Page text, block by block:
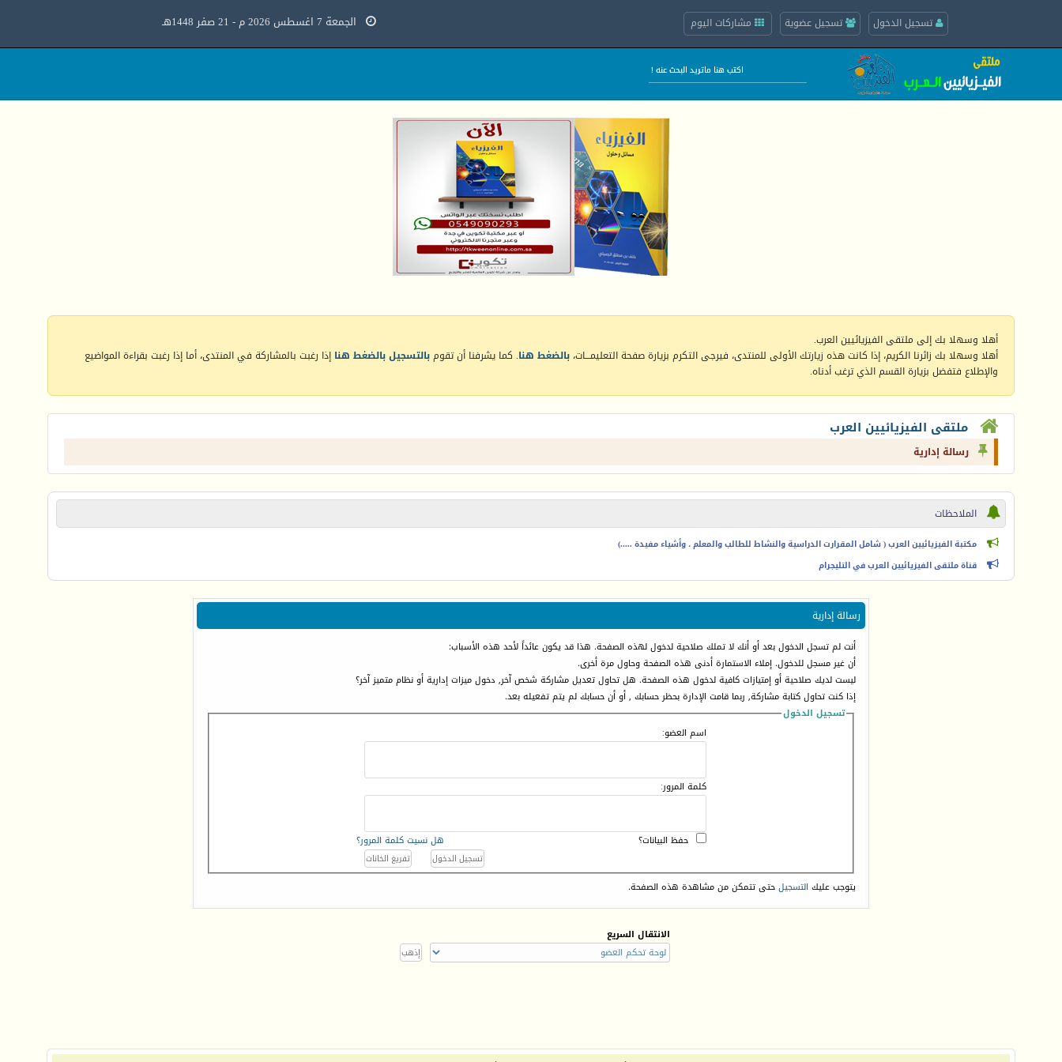
تسجيل الدخول تسجيل عضوية مشاركات اليوم الجمعة 7 اغسطس 2026 م - 21 صفر 1448هـ
أهلا وسهلا بك إلى ملتقى الفيزيائيين العرب.
أهلا وسهلا بك زائرنا الكريم، إذا كانت هذه زيارتك الأولى للمنتدى، فيرجى التكرم بزيارة صفحة التعليمـــات، بالضغط هنا. كما يشرفنا أن تقومبالتسجيل بالضغط هنا إذا رغبت بالمشاركة في المنتدى، أما إذا رغبت بقراءة المواضيع
والإطلاع فتفضل بزيارة القسم الذي ترغب أدناه.
ملتقى الفيزيائيين العرب
رسالة إدارية
الملاحظات
مكتبة الفيزيائيين العرب ( شامل المقرارت الدراسية والنشاط للطالب والمعلم ، وأشياء مفيدة .....)
قناة ملتقى الفيزيائيين العرب في التليجرام
رسالة إدارية
أنت لم تسجل الدخول بعد أو أنك لا تملك صلاحية لدخول لهذه الصفحة. هذا قد يكون عائداً لأحد هذه الأسباب:
أن غير مسجل للدخول. إملاء الاستمارة أدنى هذه الصفحة وحاول مرة أخرى.
ليست لديك صلاحية أو إمتيازات كافية لدخول هذه الصفحة. هل تحاول تعديل مشاركة شخص آخر, دخول ميزات إدارية أو نظام متميز آخر؟
إذا كنت تحاول كتابة مشاركة, ربما قامت الإدارة بحظر حسابك , أو أن حسابك لم يتم تفعيله بعد.
تسجيل الدخول
اسم العضو:
كلمة المرور:
هل نسيت كلمة المرور؟ حفظ البيانات؟
يتوجب عليك التسجيلحتى تتمكن من مشاهدة هذه الصفحة.
الانتقال السريع